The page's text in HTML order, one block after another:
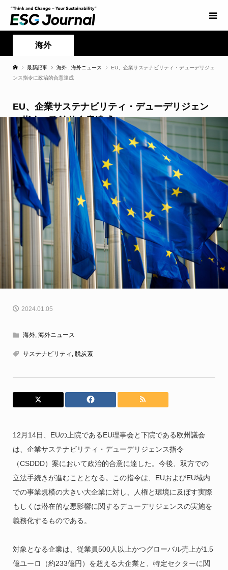
海外
最新記事 海外 海外ニュース
EU、企業サステナビリティ・デューデリジェ
ンス指令に政治的合意達成
EU、企業サステナビリティ・デューデリジェン
ス指令に政治的合意達成
2024.01.05
海外, 海外ニュース
サステナビリティ , 脱炭素
12月14日、EUの上院であるEU理事会と下院である欧州議会
は、企業サステナビリティ・デューデリジェンス指令
（CSDDD）案において政治的合意に達した。今後、双方での
立法手続きが進むこととなる。この指令は、EUおよびEU域内
での事業規模の大きい大企業に対し、人権と環境に及ぼす実際
もしくは潜在的な悪影響に関するデューデリジェンスの実施を
義務化するものである。
対象となる企業は、従業員500人以上かつグローバル売上が1.5
億ユーロ（約233億円）を超える大企業と、特定セクターに関